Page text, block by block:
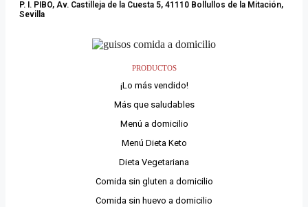
P. I. PIBO, Av. Castilleja de la Cuesta 5, 41110 Bollullos de la Mitación,
Sevilla
PRODUCTOS
¡Lo más vendido!
Más que saludables
Menú a domicilio
Menú Dieta Keto
Dieta Vegetariana
Comida sin gluten a domicilio
Comida sin huevo a domicilio